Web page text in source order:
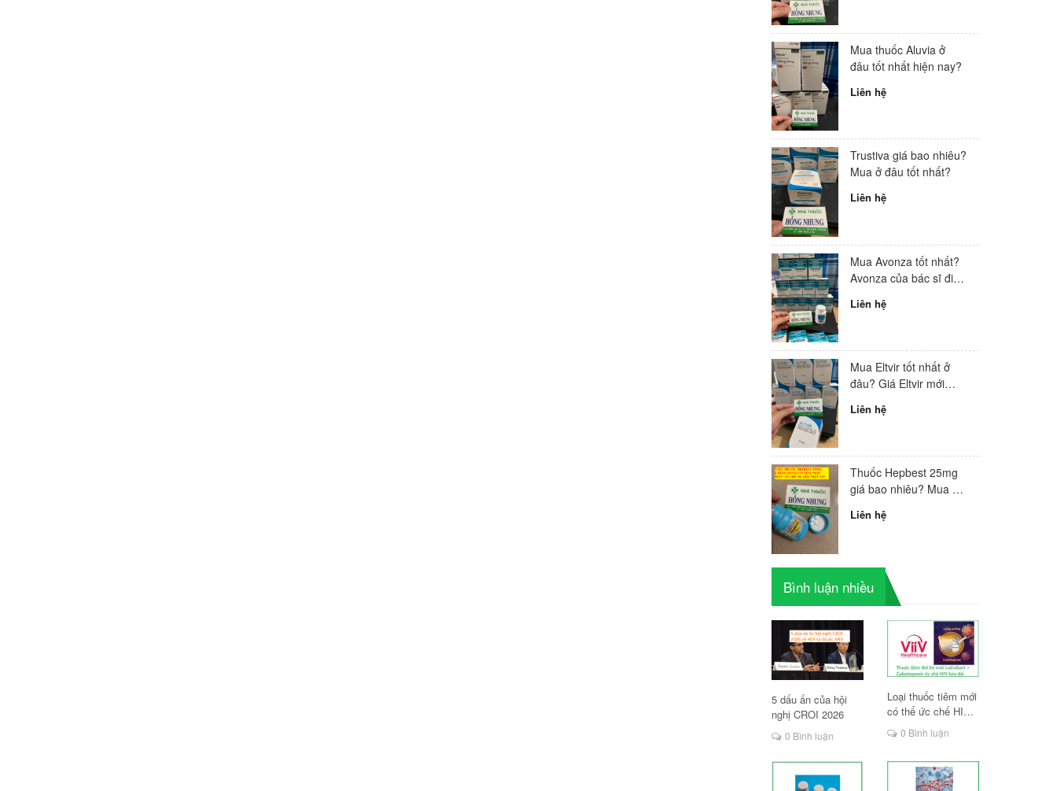
Mua thuốc Aluvia ở
đâu tốt nhất hiện nay?
Liên hệ
Trustiva giá bao nhiêu?
Mua ở đâu tốt nhất?
Liên hệ
Mua Avonza tốt nhất?
Avonza của bác sĩ điều
Nam
Liên hệ
Mua Eltvir tốt nhất ở
đâu? Giá Eltvir mới
Liên hệ
Thuốc Hepbest 25mg
giá bao nhiêu? Mua ở
Liên hệ
Bình luận nhiều
5 dấu ấn của hội
nghị CROI 2026
0 Bình luận
Loại thuốc tiêm mới
có thể ức chế HIV
lâu dài
0 Bình luận